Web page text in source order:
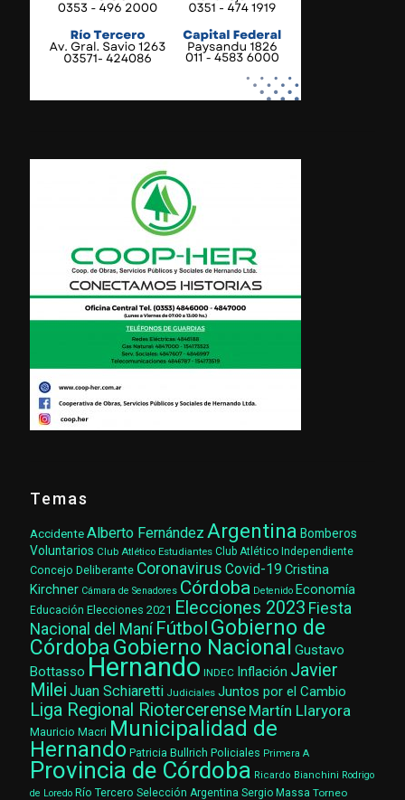
Temas
AccidenteAlberto Fernández Argentina Bomberos
Voluntarios Club Atlético Estudiantes Club Atlético Independiente
Concejo Deliberante Coronavirus Covid-19 Cristina
Kirchner Cámara de Senadores Córdoba Detenido Economía
Educación Elecciones 2021 Elecciones 2023 Fiesta
Nacional del Maní Fútbol Gobierno de
CórdobaGobierno Nacional Gustavo
Bottasso Hernando INDEC Inflación Javier
Milei Juan Schiaretti Judiciales Juntos por el Cambio
Liga Regional Riotercerense Martín Llaryora
Mauricio Macri Municipalidad de
Hernando Patricia Bullrich Policiales Primera A
Provincia de Córdoba Ricardo Bianchini Rodrigo
de Loredo Río Tercero Selección Argentina Sergio Massa Torneo